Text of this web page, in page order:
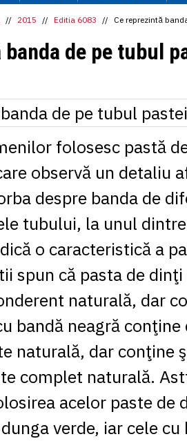
1 CHF= 5.2813
1 CNY= 0.6015
1 DKK
= 0.6668
1 EGP
= 0.0860
1 KRW = 0.3047
1 MDL= 0.2538
1 MXN= 0.2227
1 NOK = 0.4191
1 NZD= 2.6097
1 PLN
= 1.1646
1 RSD= 0.0425
1 RUB
= 0.0530
1 SEK= 0.4526
1 TRY = 0.1141
1 UAH= 0.1048
1 XDR
= 5.9383
1 ZAR= 0.2318
// 2015 // Editia 6083 // Ce reprezintă
banda de pe tubul
folosesc pastă
observă un detaliu
despre banda de
tubului, la unul
o caracteristică a
spun că pasta de
naturală, dar
bandă neagră
naturală, dar conţine
complet naturală.
acelor paste de
verde, iar cele cu